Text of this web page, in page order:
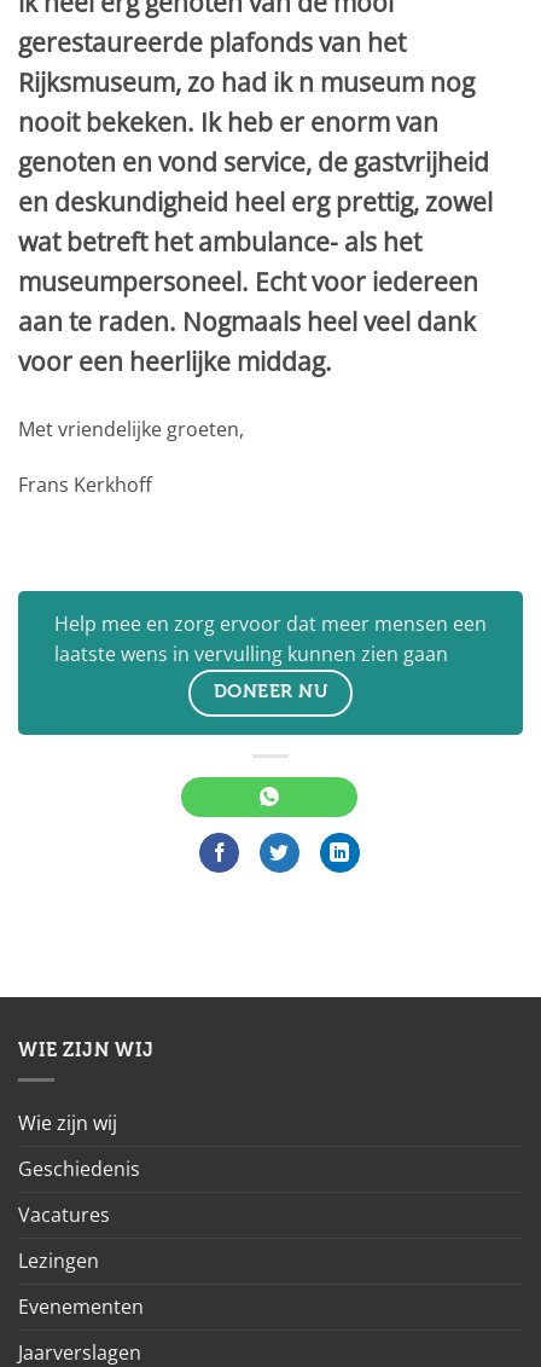
gerestaureerde plafonds van het
Rijksmuseum, zo had ik n museum nog
nooit bekeken. Ik heb er enorm van
genoten en vond service, de gastvrijheid
en deskundigheid heel erg prettig, zowel
wat betreft het ambulance- als het
museumpersoneel. Echt voor iedereen
aan te raden. Nogmaals heel veel dank
voor een heerlijke middag.
Met vriendelijke groeten,
Frans Kerkhoff
Help mee en zorg ervoor dat meer mensen een
laatste wens in vervulling kunnen zien gaan
DONEER NU
WIE ZIJN WIJ
Wie zijn wij
Geschiedenis
Vacatures
Lezingen
Evenementen
Jaarverslagen